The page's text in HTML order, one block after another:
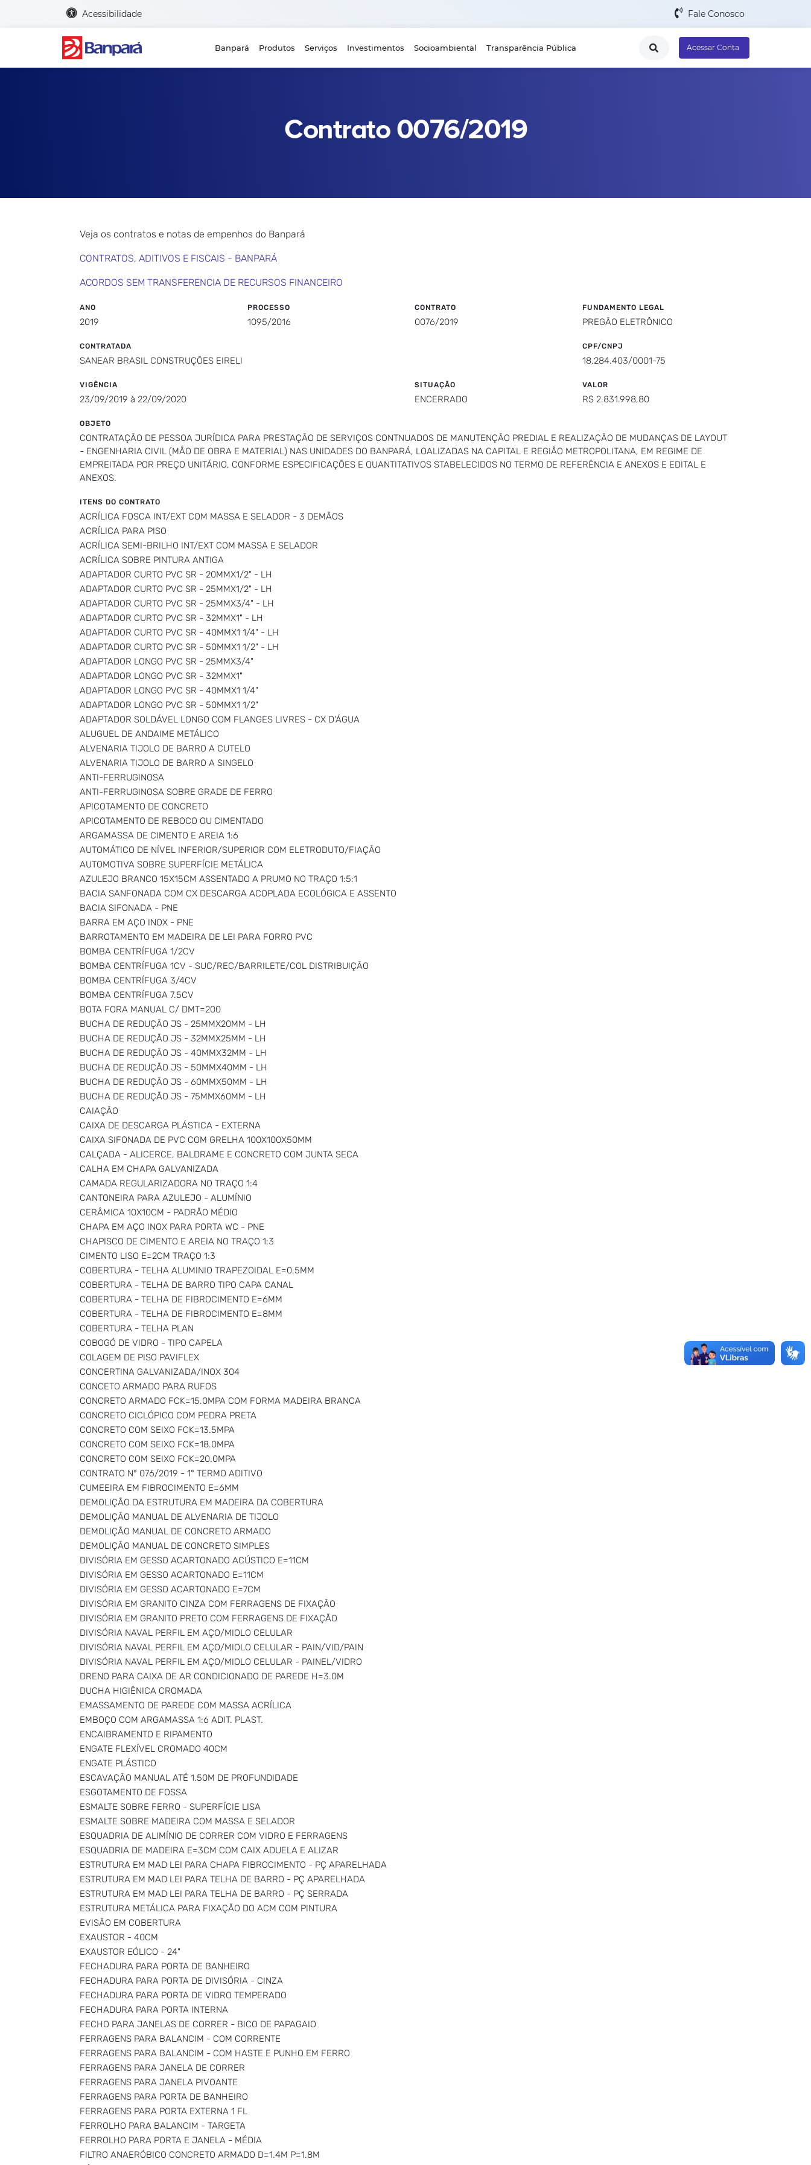
Acessibilidade Fale Conosco
Banpará Produtos Serviços Investimentos Socioambiental Transparência Pública Acessar Conta
Contrato 0076/2019
Veja os contratos e notas de empenhos do Banpará
CONTRATOS, ADITIVOS E FISCAIS - BANPARÁ
ACORDOS SEM TRANSFERENCIA DE RECURSOS FINANCEIRO
ANO
2019
PROCESSO
1095/2016
CONTRATO
0076/2019
FUNDAMENTO LEGAL
PREGÃO ELETRÔNICO
CONTRATADA
SANEAR BRASIL CONSTRUÇÕES EIRELI
CPF/CNPJ
18.284.403/0001-75
VIGÊNCIA
23/09/2019 à 22/09/2020
SITUAÇÃO
ENCERRADO
VALOR
R$ 2.831.998,80
OBJETO
CONTRATAÇÃO DE PESSOA JURÍDICA PARA PRESTAÇÃO DE SERVIÇOS CONTNUADOS DE MANUTENÇÃO PREDIAL E REALIZAÇÃO DE MUDANÇAS DE LAYOUT
- ENGENHARIA CIVIL (MÃO DE OBRA E MATERIAL) NAS UNIDADES DO BANPARÁ, LOALIZADAS NA CAPITAL E REGIÃO METROPOLITANA, EM REGIME DE
EMPREITADA POR PREÇO UNITÁRIO, CONFORME ESPECIFICAÇÕES E QUANTITATIVOS STABELECIDOS NO TERMO DE REFERÊNCIA E ANEXOS E EDITAL E
ANEXOS.
ITENS DO CONTRATO
ACRÍLICA FOSCA INT/EXT COM MASSA E SELADOR - 3 DEMÃOS
ACRÍLICA PARA PISO
ACRÍLICA SEMI-BRILHO INT/EXT COM MASSA E SELADOR
ACRÍLICA SOBRE PINTURA ANTIGA
ADAPTADOR CURTO PVC SR - 20MMX1/2" - LH
ADAPTADOR CURTO PVC SR - 25MMX1/2" - LH
ADAPTADOR CURTO PVC SR - 25MMX3/4" - LH
ADAPTADOR CURTO PVC SR - 32MMX1" - LH
ADAPTADOR CURTO PVC SR - 40MMX1 1/4" - LH
ADAPTADOR CURTO PVC SR - 50MMX1 1/2" - LH
ADAPTADOR LONGO PVC SR - 25MMX3/4"
ADAPTADOR LONGO PVC SR - 32MMX1"
ADAPTADOR LONGO PVC SR - 40MMX1 1/4"
ADAPTADOR LONGO PVC SR - 50MMX1 1/2"
ADAPTADOR SOLDÁVEL LONGO COM FLANGES LIVRES - CX D'ÁGUA
ALUGUEL DE ANDAIME METÁLICO
ALVENARIA TIJOLO DE BARRO A CUTELO
ALVENARIA TIJOLO DE BARRO A SINGELO
ANTI-FERRUGINOSA
ANTI-FERRUGINOSA SOBRE GRADE DE FERRO
APICOTAMENTO DE CONCRETO
APICOTAMENTO DE REBOCO OU CIMENTADO
ARGAMASSA DE CIMENTO E AREIA 1:6
AUTOMÁTICO DE NÍVEL INFERIOR/SUPERIOR COM ELETRODUTO/FIAÇÃO
AUTOMOTIVA SOBRE SUPERFÍCIE METÁLICA
AZULEJO BRANCO 15X15CM ASSENTADO A PRUMO NO TRAÇO 1:5:1
BACIA SANFONADA COM CX DESCARGA ACOPLADA ECOLÓGICA E ASSENTO
BACIA SIFONADA - PNE
BARRA EM AÇO INOX - PNE
BARROTAMENTO EM MADEIRA DE LEI PARA FORRO PVC
BOMBA CENTRÍFUGA 1/2CV
BOMBA CENTRÍFUGA 1CV - SUC/REC/BARRILETE/COL DISTRIBUIÇÃO
BOMBA CENTRÍFUGA 3/4CV
BOMBA CENTRÍFUGA 7.5CV
BOTA FORA MANUAL C/ DMT=200
BUCHA DE REDUÇÃO JS - 25MMX20MM - LH
BUCHA DE REDUÇÃO JS - 32MMX25MM - LH
BUCHA DE REDUÇÃO JS - 40MMX32MM - LH
BUCHA DE REDUÇÃO JS - 50MMX40MM - LH
BUCHA DE REDUÇÃO JS - 60MMX50MM - LH
BUCHA DE REDUÇÃO JS - 75MMX60MM - LH
CAIAÇÃO
CAIXA DE DESCARGA PLÁSTICA - EXTERNA
CAIXA SIFONADA DE PVC COM GRELHA 100X100X50MM
CALÇADA - ALICERCE, BALDRAME E CONCRETO COM JUNTA SECA
CALHA EM CHAPA GALVANIZADA
CAMADA REGULARIZADORA NO TRAÇO 1:4
CANTONEIRA PARA AZULEJO - ALUMÍNIO
CERÂMICA 10X10CM - PADRÃO MÉDIO
CHAPA EM AÇO INOX PARA PORTA WC - PNE
CHAPISCO DE CIMENTO E AREIA NO TRAÇO 1:3
CIMENTO LISO E=2CM TRAÇO 1:3
COBERTURA - TELHA ALUMINIO TRAPEZOIDAL E=0.5MM
COBERTURA - TELHA DE BARRO TIPO CAPA CANAL
COBERTURA - TELHA DE FIBROCIMENTO E=6MM
COBERTURA - TELHA DE FIBROCIMENTO E=8MM
COBERTURA - TELHA PLAN
COBOGÓ DE VIDRO - TIPO CAPELA
COLAGEM DE PISO PAVIFLEX
CONCERTINA GALVANIZADA/INOX 304
CONCETO ARMADO PARA RUFOS
CONCRETO ARMADO FCK=15.0MPA COM FORMA MADEIRA BRANCA
CONCRETO CICLÓPICO COM PEDRA PRETA
CONCRETO COM SEIXO FCK=13.5MPA
CONCRETO COM SEIXO FCK=18.0MPA
CONCRETO COM SEIXO FCK=20.0MPA
CONTRATO N° 076/2019 - 1° TERMO ADITIVO
CUMEEIRA EM FIBROCIMENTO E=6MM
DEMOLIÇÃO DA ESTRUTURA EM MADEIRA DA COBERTURA
DEMOLIÇÃO MANUAL DE ALVENARIA DE TIJOLO
DEMOLIÇÃO MANUAL DE CONCRETO ARMADO
DEMOLIÇÃO MANUAL DE CONCRETO SIMPLES
DIVISÓRIA EM GESSO ACARTONADO ACÚSTICO E=11CM
DIVISÓRIA EM GESSO ACARTONADO E=11CM
DIVISÓRIA EM GESSO ACARTONADO E=7CM
DIVISÓRIA EM GRANITO CINZA COM FERRAGENS DE FIXAÇÃO
DIVISÓRIA EM GRANITO PRETO COM FERRAGENS DE FIXAÇÃO
DIVISÓRIA NAVAL PERFIL EM AÇO/MIOLO CELULAR
DIVISÓRIA NAVAL PERFIL EM AÇO/MIOLO CELULAR - PAIN/VID/PAIN
DIVISÓRIA NAVAL PERFIL EM AÇO/MIOLO CELULAR - PAINEL/VIDRO
DRENO PARA CAIXA DE AR CONDICIONADO DE PAREDE H=3.0M
DUCHA HIGIÊNICA CROMADA
EMASSAMENTO DE PAREDE COM MASSA ACRÍLICA
EMBOÇO COM ARGAMASSA 1:6 ADIT. PLAST.
ENCAIBRAMENTO E RIPAMENTO
ENGATE FLEXÍVEL CROMADO 40CM
ENGATE PLÁSTICO
ESCAVAÇÃO MANUAL ATÉ 1.50M DE PROFUNDIDADE
ESGOTAMENTO DE FOSSA
ESMALTE SOBRE FERRO - SUPERFÍCIE LISA
ESMALTE SOBRE MADEIRA COM MASSA E SELADOR
ESQUADRIA DE ALIMÍNIO DE CORRER COM VIDRO E FERRAGENS
ESQUADRIA DE MADEIRA E=3CM COM CAIX ADUELA E ALIZAR
ESTRUTURA EM MAD LEI PARA CHAPA FIBROCIMENTO - PÇ APARELHADA
ESTRUTURA EM MAD LEI PARA TELHA DE BARRO - PÇ APARELHADA
ESTRUTURA EM MAD LEI PARA TELHA DE BARRO - PÇ SERRADA
ESTRUTURA METÁLICA PARA FIXAÇÃO DO ACM COM PINTURA
EVISÃO EM COBERTURA
EXAUSTOR - 40CM
EXAUSTOR EÓLICO - 24"
FECHADURA PARA PORTA DE BANHEIRO
FECHADURA PARA PORTA DE DIVISÓRIA - CINZA
FECHADURA PARA PORTA DE VIDRO TEMPERADO
FECHADURA PARA PORTA INTERNA
FECHO PARA JANELAS DE CORRER - BICO DE PAPAGAIO
FERRAGENS PARA BALANCIM - COM CORRENTE
FERRAGENS PARA BALANCIM - COM HASTE E PUNHO EM FERRO
FERRAGENS PARA JANELA DE CORRER
FERRAGENS PARA JANELA PIVOANTE
FERRAGENS PARA PORTA DE BANHEIRO
FERRAGENS PARA PORTA EXTERNA 1 FL
FERROLHO PARA BALANCIM - TARGETA
FERROLHO PARA PORTA E JANELA - MÉDIA
FILTRO ANAERÓBICO CONCRETO ARMADO D=1.4M P=1.8M